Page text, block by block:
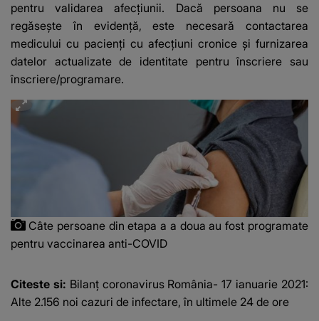
pentru validarea afecţiunii. Dacă persoana nu se
regăseşte în evidenţă, este necesară contactarea
medicului cu pacienţi cu afecţiuni cronice şi furnizarea
datelor actualizate de identitate pentru înscriere sau
înscriere/programare.
Câte persoane din etapa a a doua au fost programate
pentru vaccinarea anti-COVID
Citeste si: Bilanț coronavirus România- 17 ianuarie 2021:
Alte 2.156 noi cazuri de infectare, în ultimele 24 de ore